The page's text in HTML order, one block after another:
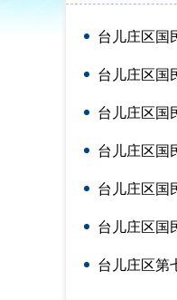
台儿庄区国
台儿庄区国
台儿庄区国
台儿庄区国
台儿庄区国
台儿庄区国
台儿庄区第